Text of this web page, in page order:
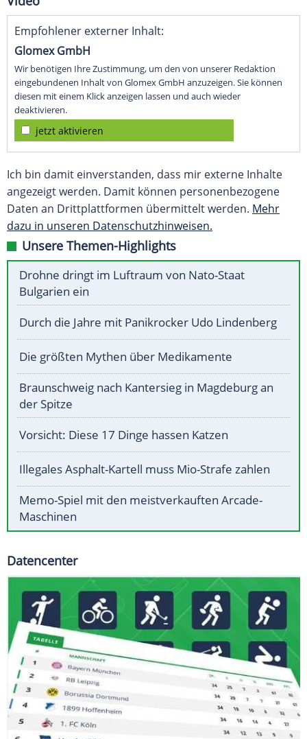
Empfohlener externer Inhalt:
Glomex GmbH
Wir benötigen Ihre Zustimmung, um den von unserer Redaktion
eingebundenen Inhalt von Glomex GmbH anzuzeigen. Sie können
diesen mit einem Klick anzeigen lassen und auch wieder
deaktivieren.
jetzt aktivieren
Ich bin damit einverstanden, dass mir externe Inhalte
angezeigt werden. Damit können personenbezogene
Daten an Drittplattformen übermittelt werden. Mehr
dazu in unseren Datenschutzhinweisen.
Unsere Themen-Highlights
Drohne dringt im Luftraum von Nato-Staat
Bulgarien ein
Durch die Jahre mit Panikrocker Udo Lindenberg
Die größten Mythen über Medikamente
Braunschweig nach Kantersieg in Magdeburg an
der Spitze
Vorsicht: Diese 17 Dinge hassen Katzen
Illegales Asphalt-Kartell muss Mio-Strafe zahlen
Memo-Spiel mit den meistverkauften Arcade-
Maschinen
Datencenter